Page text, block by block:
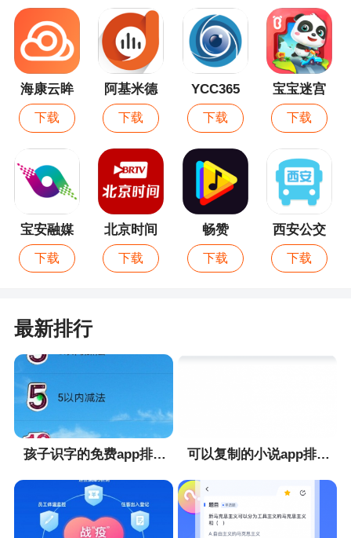
海康云眸
下载
阿基米德
下载
YCC365
Plus
下载
宝宝迷宫
历险记
下载
宝安融媒
下载
北京时间
下载
畅赞
下载
西安公交
出行
下载
最新排行
孩子识字的免费app排行榜 可以复制的小说app排行榜